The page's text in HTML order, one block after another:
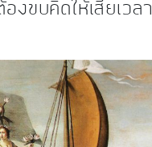
งขบคิดให้เสียเวลา